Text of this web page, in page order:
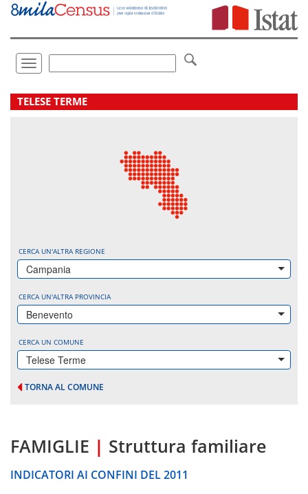
Vai
direttamente
Toggle
navigation
.
TELESE TERME
CERCA UN'ALTRA REGIONE
Campania
CERCA UN'ALTRA PROVINCIA
Benevento
CERCA UN COMUNE
Telese Terme
TORNA AL COMUNE
FAMIGLIE | Struttura familiare
INDICATORI AI CONFINI DEL 2011